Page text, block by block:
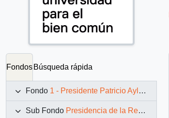
Fondos Búsqueda rápida
Fondo 1 - Presidente Patricio Aylwin Azócar (1990-1994)
Sub Fondo Presidencia de la República (11 marzo 1990 – 11 marzo 1994)